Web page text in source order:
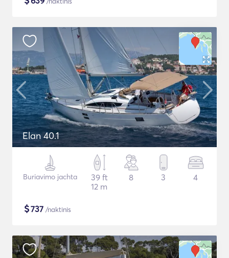
Elan 40.1
Buriavimo jachta
39 ft
12 m
8 3 4
$737 /naktinis